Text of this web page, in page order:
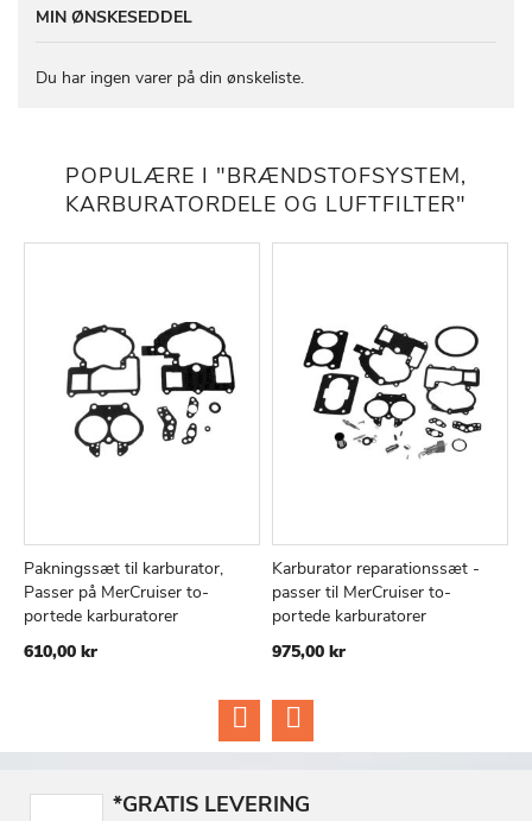
MIN ØNSKESEDDEL
Du har ingen varer på din ønskeliste.
POPULÆRE I "BRÆNDSTOFSYSTEM,
KARBURATORDELE OG LUFTFILTER"
Læg i kurv
TILFØJSAMMENLIGN
Pakningssæt til karburator,
Passer på MerCruiser to-
portede karburatorer
610,00 kr
Læg i kurv
TILFØJ
Karburator reparationssæt -
passer til MerCruiser to-
portede karburatorer
975,00 kr
*GRATIS LEVERING